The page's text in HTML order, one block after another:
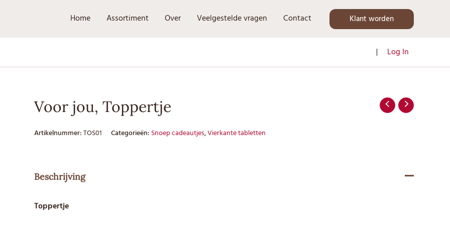
Home Assortiment Over Veelgestelde vragen Contact Klant worden
Log In
Voor jou, Toppertje
Artikelnummer:TOS01 Categorieën: Snoep cadeautjes,Vierkante tabletten
Beschrijving
Toppertje